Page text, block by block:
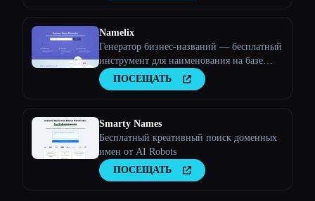
Namelix
Генератор бизнес-названий — бесплатный
инструмент для наименования на базе
искусственного интеллекта — Namelix
ПОСЕЩАТЬ
Smarty Names
Бесплатный креативный поиск доменных
имен от AI Robots
ПОСЕЩАТЬ